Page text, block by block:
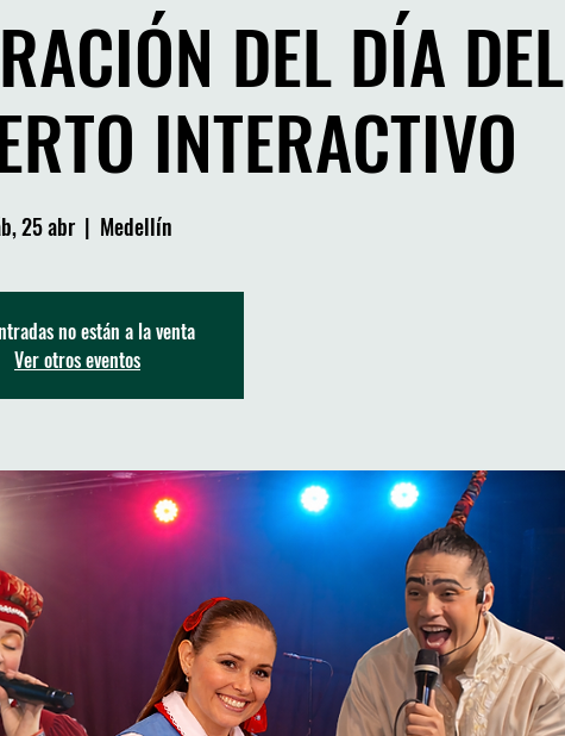
DEL DÍA DEL
INTERACTIVO
25 abr
  |
Medellín
no están a la venta
Ver otros eventos